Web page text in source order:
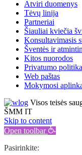
Atviri duomenys
Tėvų linija
Partneriai
Šiauliai kviečia
Konsultavimasis
Šventės ir
Kitos nuorodos
Privatumo politika
Web paštas
Mokymosi
Visos teisės
ŠMM IT
Skip to content
Open toolbar
Pasirinkite: